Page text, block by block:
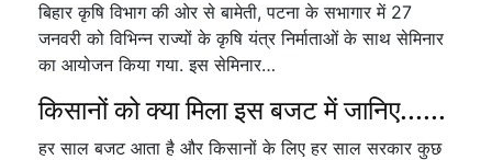
बिहार कृषि विभाग की ओर से बामेती, पटना के सभागार में 27
जनवरी को विभिन्न राज्यों के कृषि यंत्र निर्माताओं के साथ सेमिनार
का आयोजन किया गया. इस सेमिनार…
किसानों को क्या मिला इस बजट में जानिए......
हर साल बजट आता है और किसानों के लिए हर साल सरकार कुछ